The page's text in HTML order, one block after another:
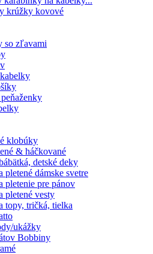
krúžky kovové
so zľavami
klobúky
& háčkované
detské deky
pletené dámske svetre
pletenie pre pánov
pletené vesty
topy, tričká, tielka
ukážky
Bobbiny